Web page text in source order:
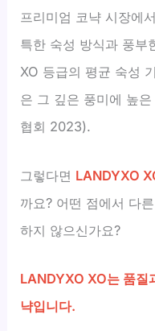
프리미엄 코냑 시장에
특한 숙성 방식과 풍부
XO 등급의 평균 숙성
은 그 깊은 풍미에 높
협회 2023).
그렇다면 LANDYXO
까요? 어떤 점에서 다
하지 않으신가요?
LANDYXO XO는 품질
냑입니다.